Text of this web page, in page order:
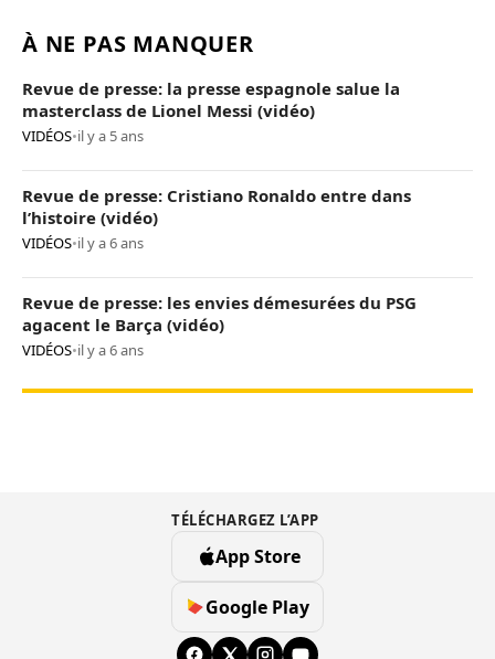
À NE PAS MANQUER
Revue de presse: la presse espagnole salue la
masterclass de Lionel Messi (vidéo)
VIDÉOS•il y a 5 ans
Revue de presse: Cristiano Ronaldo entre dans
l’histoire (vidéo)
VIDÉOS•il y a 6 ans
Revue de presse: les envies démesurées du PSG
agacent le Barça (vidéo)
VIDÉOS•il y a 6 ans
TÉLÉCHARGEZ L’APP
App Store
Google Play